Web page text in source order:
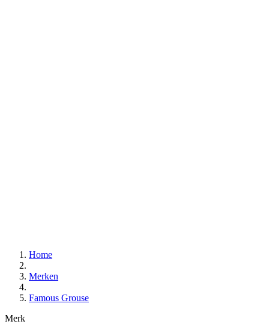
Home
Merken
Famous Grouse
Merk